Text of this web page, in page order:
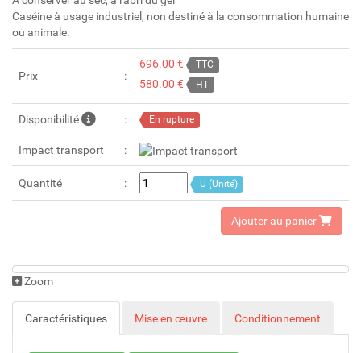
Caséine à usage industriel, non destiné à la consommation humaine
ou animale.
Prix
696.00 € TTC
580.00 € HT
Disponibilité En rupture
Impact transport
Quantité U (Unité)
Ajouter au panier
Zoom
Caractéristiques Mise en œuvre Conditionnement